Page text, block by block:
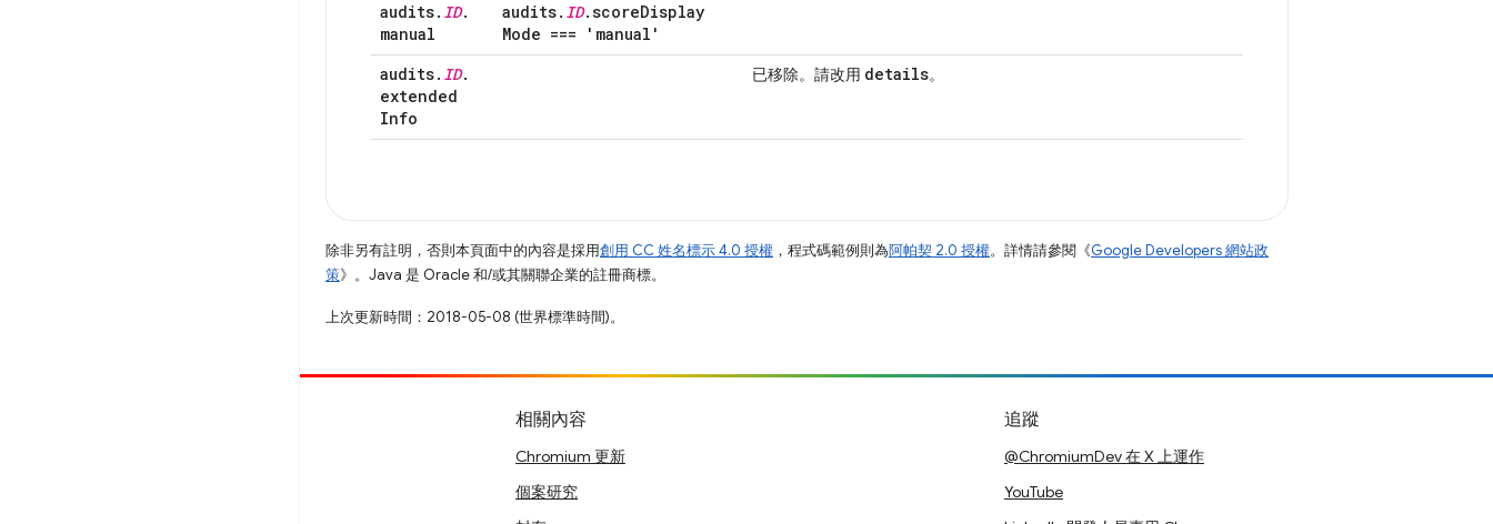
audits. ID.
manual
audits. ID.scoreDisplay
Mode === 'manual'
audits. ID.
extended
Info
已移除。請改用 details。
除非另有註明，否則本頁面中的內容是採用創用 CC 姓名標示 4.0 授權 ，程式碼範例則為阿帕契 2.0 授權。詳情請參閱《Google Developers 網站政
策》。Java 是 Oracle 和/或其關聯企業的註冊商標。
上次更新時間：2018-05-08 (世界標準時間)。
相關內容
Chromium 更新
個案研究
追蹤
@ChromiumDev 在 X 上運作
YouTube